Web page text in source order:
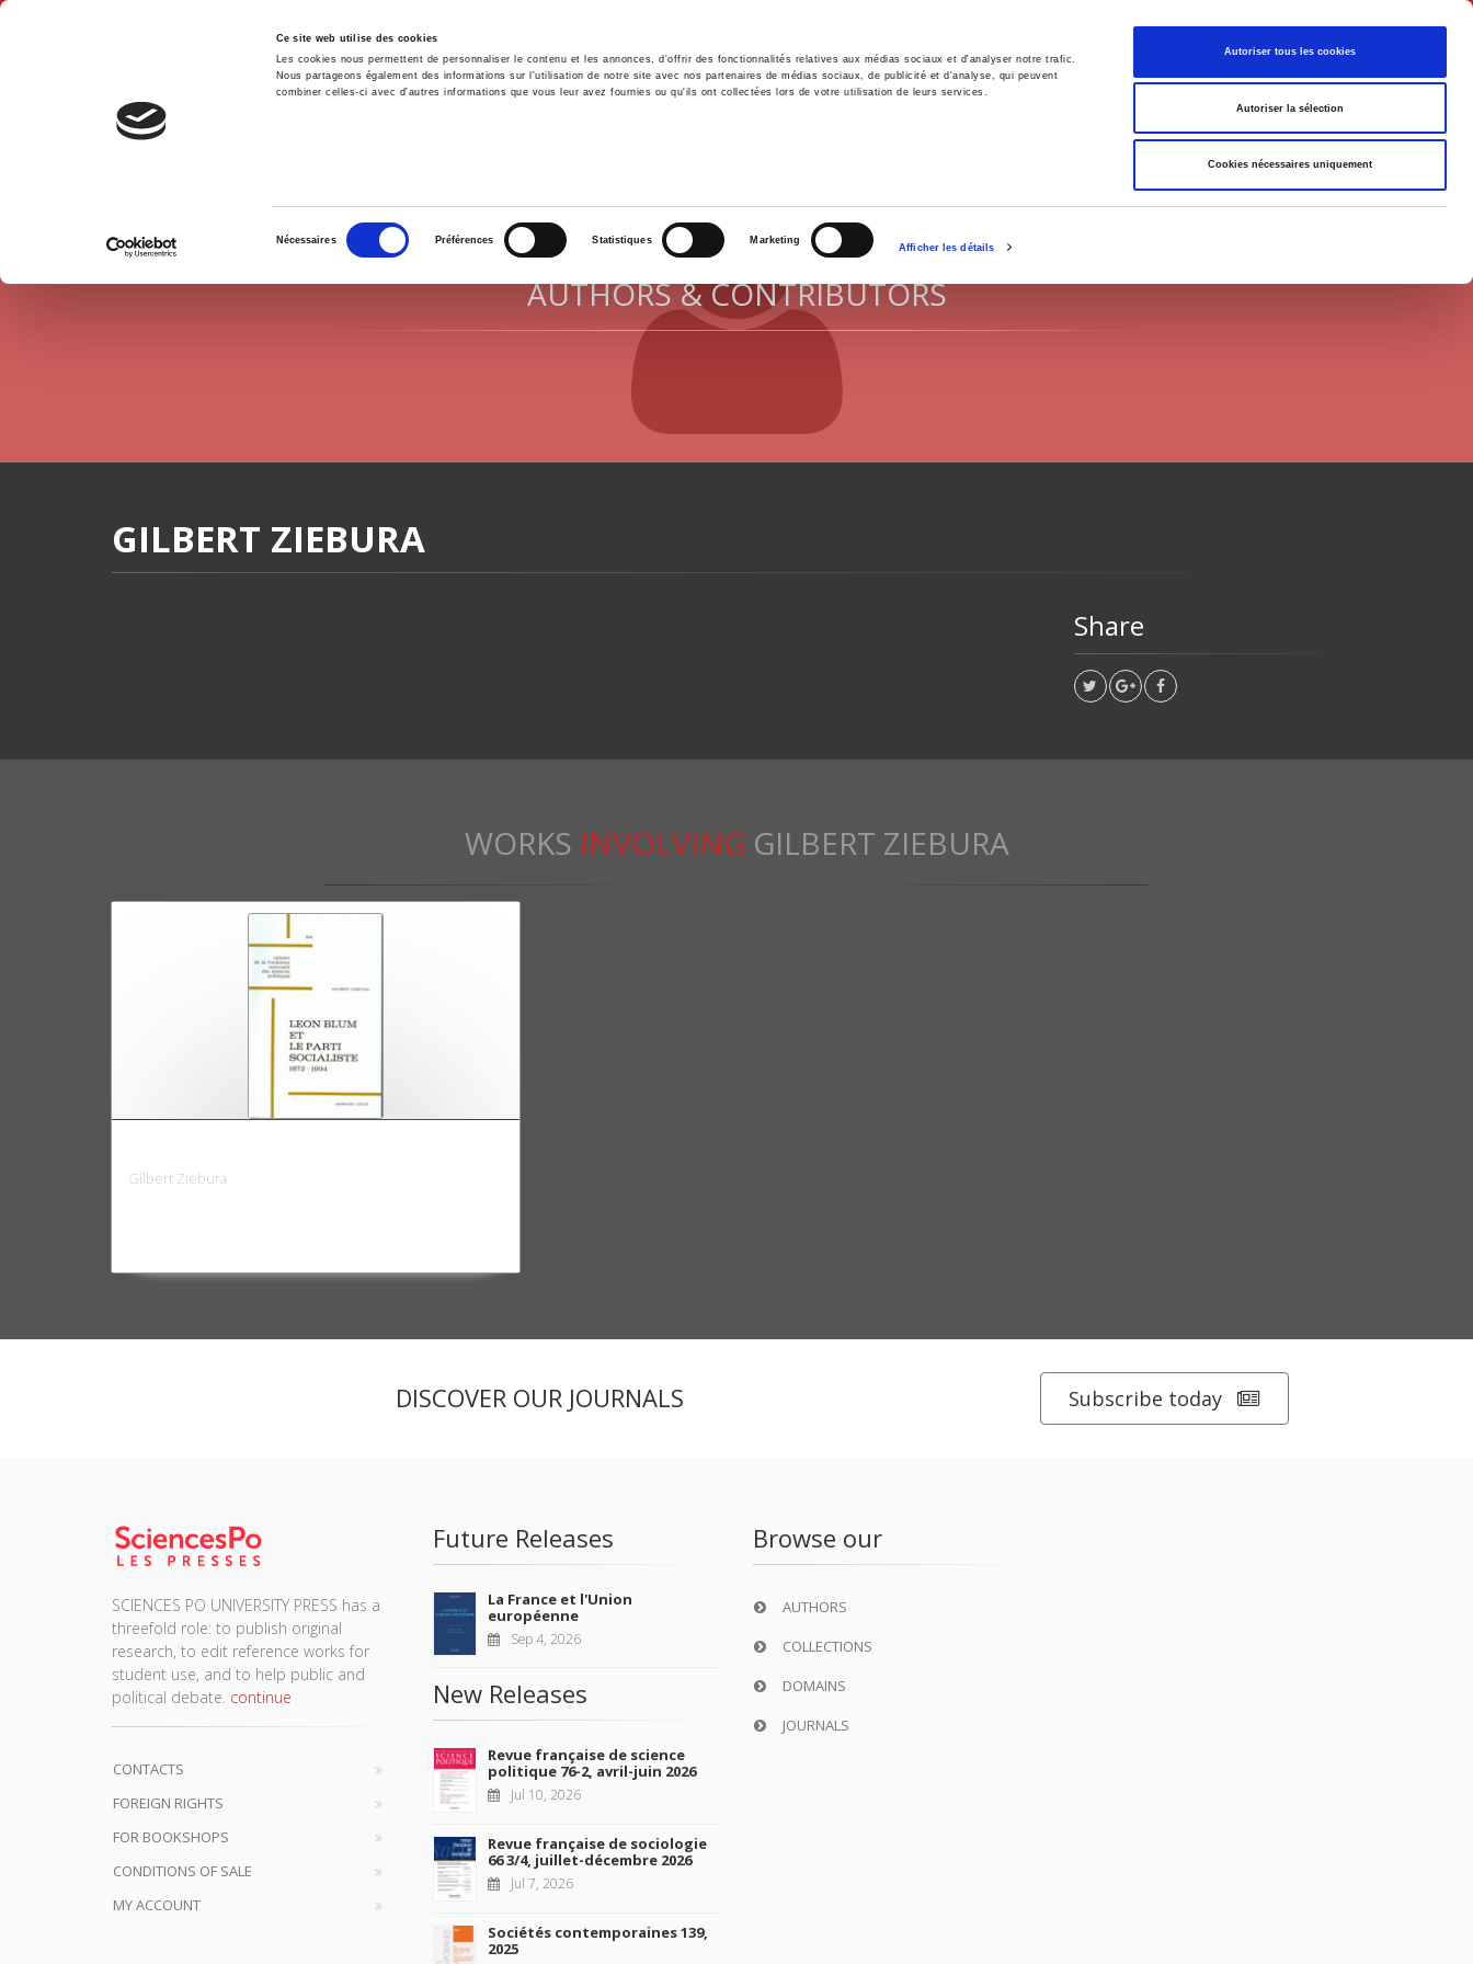
Ce site web utilise des cookies
Les cookies nous permettent de personnaliser le contenu et les annonces, d'offrir des fonctionnalités relatives aux médias sociaux et d'analyser notre trafic.
Nous partageons également des informations sur l'utilisation de notre site avec nos partenaires de médias sociaux, de publicité et d'analyse, qui peuvent
combiner celles-ci avec d'autres informations que vous leur avez fournies ou qu'ils ont collectées lors de votre utilisation de leurs services.
consentement
Nécessaires Préférences Statistiques Marketing
Afficher les détails
Autoriser tous les cookies
Autoriser la sélection
Cookies nécessaires uniquement
English
Home Environment History International Politics
AUTHORS & CONTRIBUTORS
GILBERT ZIEBURA
Share
WORKS INVOLVING GILBERT ZIEBURA
Gilbert Ziebura
DISCOVER OUR JOURNALS Subscribe today
SCIENCES PO UNIVERSITY PRESS has a
threefold role: to publish original
research, to edit reference works for
student use, and to help public and
political debate. continue
CONTACTS
FOREIGN RIGHTS
FOR BOOKSHOPS
CONDITIONS OF SALE
MY ACCOUNT
Future Releases
La France et l'Union
européenne
Sep 4, 2026
New Releases
Revue française de science
politique 76-2, avril-juin 2026
Jul 10, 2026
Revue française de sociologie
66 3/4, juillet-décembre 2026
Jul 7, 2026
Sociétés contemporaines 139,
2025
Browse our
AUTHORS
COLLECTIONS
DOMAINS
JOURNALS